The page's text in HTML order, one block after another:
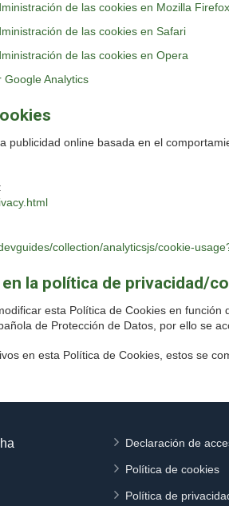
de las cookies en Mozilla Firefox
de las cookies en Safari
de las cookies en Opera
Analytics
publicidad online basada en el
collection/analyticsjs/cookie-
la política de privacidad/
esta Política de Cookies en
de Protección de Datos, por ello se
en esta Política de Cookies, estos se
Declaración de
Política de cookies
Política de